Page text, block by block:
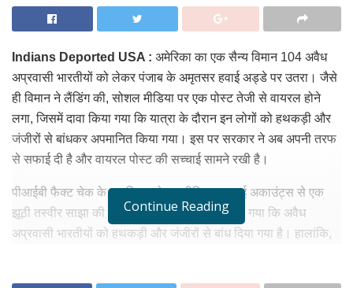
Indians Deported USA : अमेरिका का एक सैन्य विमान 104 अवैध
अप्रवासी भारतीयों को लेकर पंजाब के अमृतसर हवाई अड्डे पर उतरा। जैसे
ही विमान ने लैंडिंग की, सोशल मीडिया पर एक पोस्ट तेजी से वायरल होने
लगा, जिसमें दावा किया गया कि यात्रा के दौरान इन लोगों को हथकड़ी और
जंजीरों से बांधकर अपमानित किया गया। इस पर सरकार ने अब अपनी तरफ
से सफाई दी है और वायरल पोस्ट की सच्चाई सामने रखी है।
पीआईबी फैक्ट चेक के मुताबिक, सोशल मीडिया पर कई अकाउंट्स से एक
झूठी तस्वीर साझा की जा रही है, जिसमें यह दावा किया गया कि अवैध
अप्रवासी भारतीयों को हथकड़ी और जंजीरों से बांध दिया गया है। हालांकि,
Continue Reading